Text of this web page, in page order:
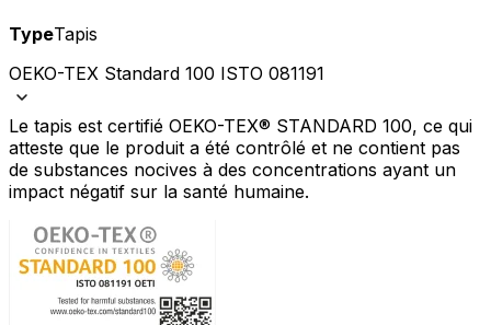
TypeTapis
OEKO-TEX Standard 100 ISTO 081191
Le tapis est certifié OEKO-TEX® STANDARD 100, ce qui
atteste que le produit a été contrôlé et ne contient pas
de substances nocives à des concentrations ayant un
impact négatif sur la santé humaine.